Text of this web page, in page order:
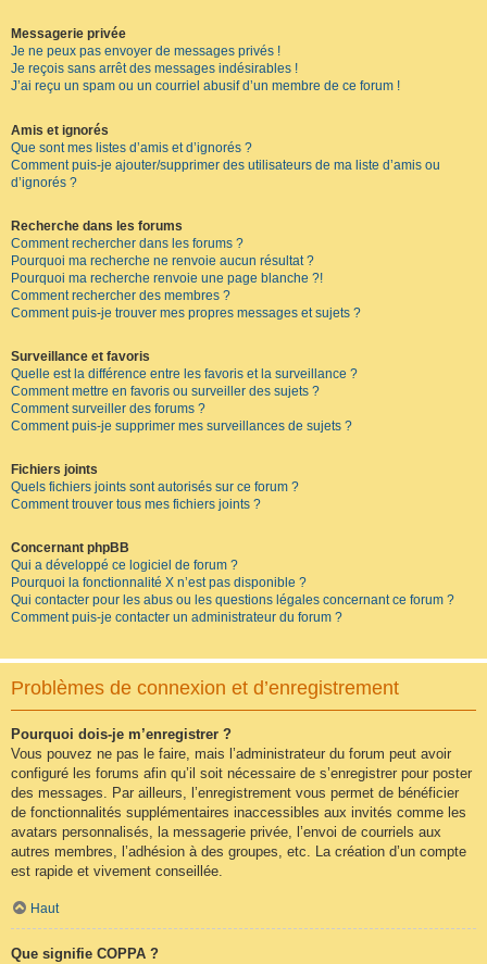
Messagerie privée
Je ne peux pas envoyer de messages privés !
Je reçois sans arrêt des messages indésirables !
J’ai reçu un spam ou un courriel abusif d’un membre de ce forum !
Amis et ignorés
Que sont mes listes d’amis et d’ignorés ?
Comment puis-je ajouter/supprimer des utilisateurs de ma liste d’amis ou
d’ignorés ?
Recherche dans les forums
Comment rechercher dans les forums ?
Pourquoi ma recherche ne renvoie aucun résultat ?
Pourquoi ma recherche renvoie une page blanche ?!
Comment rechercher des membres ?
Comment puis-je trouver mes propres messages et sujets ?
Surveillance et favoris
Quelle est la différence entre les favoris et la surveillance ?
Comment mettre en favoris ou surveiller des sujets ?
Comment surveiller des forums ?
Comment puis-je supprimer mes surveillances de sujets ?
Fichiers joints
Quels fichiers joints sont autorisés sur ce forum ?
Comment trouver tous mes fichiers joints ?
Concernant phpBB
Qui a développé ce logiciel de forum ?
Pourquoi la fonctionnalité X n’est pas disponible ?
Qui contacter pour les abus ou les questions légales concernant ce forum ?
Comment puis-je contacter un administrateur du forum ?
Problèmes de connexion et d’enregistrement
Pourquoi dois-je m’enregistrer ?
Vous pouvez ne pas le faire, mais l’administrateur du forum peut avoir
configuré les forums afin qu’il soit nécessaire de s’enregistrer pour poster
des messages. Par ailleurs, l’enregistrement vous permet de bénéficier
de fonctionnalités supplémentaires inaccessibles aux invités comme les
avatars personnalisés, la messagerie privée, l’envoi de courriels aux
autres membres, l’adhésion à des groupes, etc. La création d’un compte
est rapide et vivement conseillée.
Haut
Que signifie COPPA ?